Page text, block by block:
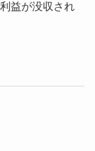
益が没収され